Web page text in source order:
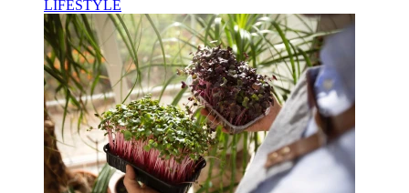
LIFESTYLE